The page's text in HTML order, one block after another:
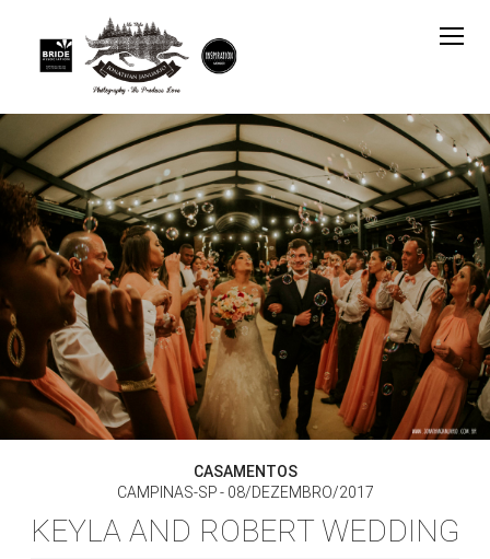
CASAMENTOS
CAMPINAS-SP
08/DEZEMBRO/2017
KEYLA AND ROBERT WEDDING